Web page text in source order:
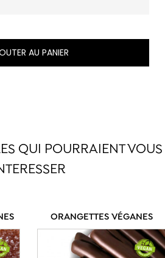
AU PANIER
QUI POURRAIENT VOUS
ORANGETTES VÉGANES